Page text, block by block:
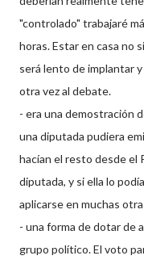
"controlado" trabajaré
horas. Estar en casa no
será lento de implantar
otra vez al debate.
- era una demostración
una diputada pudiera
hacían el resto desde el
diputada, y si ella lo
aplicarse en muchas
- una forma de dotar de
grupo político. El voto